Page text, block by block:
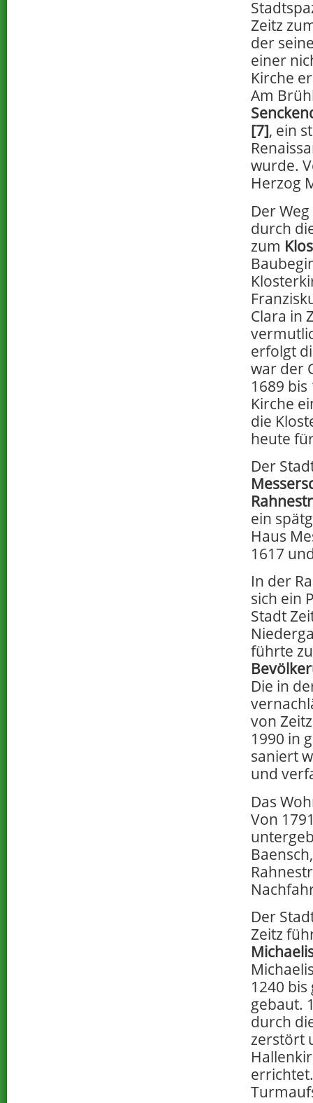
Zeitz
der
einer
Kirche
Am
[7], ein
wurde.
Herzog
Der
durch
zum
Clara in
erfolgt
war der
1689
Kirche
die
heute
Der
ein
Haus
1617
In der
sich ein
Stadt
führte
Die in
von
1990 in
saniert
und
Das
Von
Der
Zeitz
1240 bis
gebaut.
durch
zerstört